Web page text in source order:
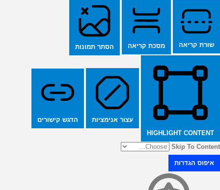
שורת קריאה מסכת קריאה הסתר תמונות
HIGHLIGHT CONTENT
עצור אנימציות הדגש קישורים
Skip To Content
איפוס הגדרות